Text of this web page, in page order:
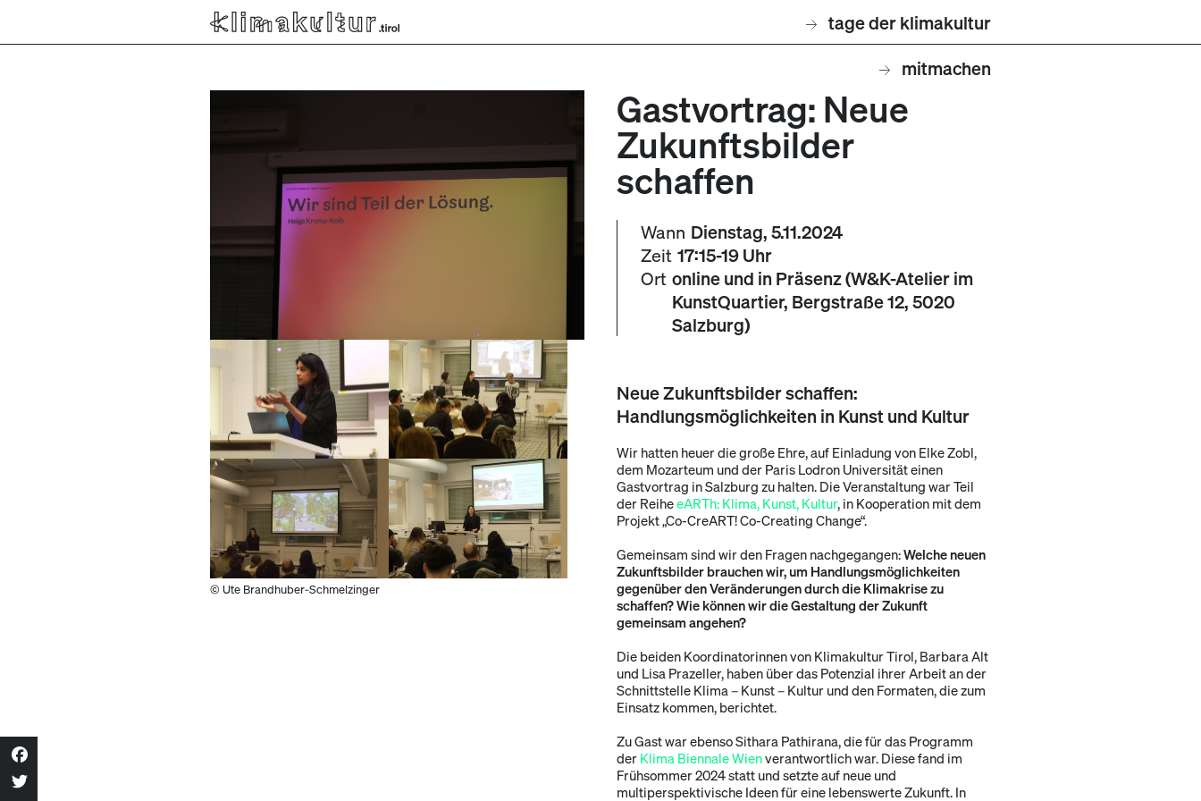
tage der klimakultur
mitmachen
Gastvortrag: Neue
Zukunftsbilder
schaffen
Wann Dienstag, 5.11.2024
Zeit 17:15-19 Uhr
Ort online und in Präsenz (W&K-Atelier im
KunstQuartier, Bergstraße 12, 5020
Salzburg)
Neue Zukunftsbilder schaffen:
Handlungsmöglichkeiten in Kunst und Kultur
Wir hatten heuer die große Ehre, auf Einladung von Elke Zobl,
dem Mozarteum und der Paris Lodron Universität einen
Gastvortrag in Salzburg zu halten. Die Veranstaltung war Teil
der ReiheeARTh: Klima, Kunst, Kultur, in Kooperation mit dem
Projekt „Co-CreART! Co-Creating Change“.
Gemeinsam sind wir den Fragen nachgegangen:Welche neuen
Zukunftsbilder brauchen wir, um Handlungsmöglichkeiten
gegenüber den Veränderungen durch die Klimakrise zu
schaffen? Wie können wir die Gestaltung der Zukunft
gemeinsam angehen?
Die beiden Koordinatorinnen von Klimakultur Tirol, Barbara Alt
und Lisa Prazeller, haben über das Potenzial ihrer Arbeit an der
Schnittstelle Klima – Kunst – Kultur und den Formaten, die zum
Einsatz kommen, berichtet.
Zu Gast war ebenso Sithara Pathirana, die für das Programm
der Klima Biennale Wienverantwortlich war. Diese fand im
Frühsommer 2024 statt und setzte auf neue und
multiperspektivische Ideen für eine lebenswerte Zukunft. In
© Ute Brandhuber-Schmelzinger